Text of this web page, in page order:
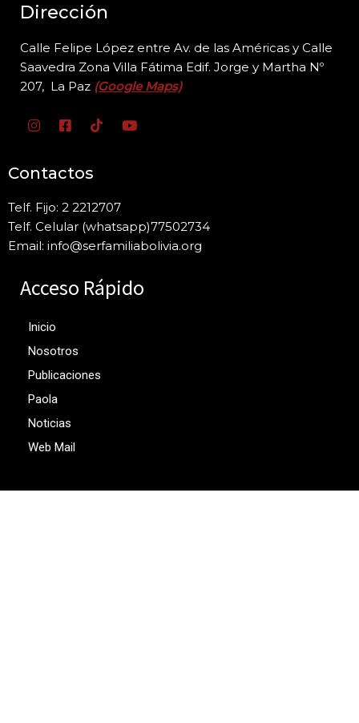
Dirección
Calle Felipe López entre Av. de las Américas y Calle
Saavedra Zona Villa Fátima Edif. Jorge y Martha Nº
207, La Paz (Google Maps)
Contactos
Telf. Fijo: 2 2212707
Telf. Celular (whatsapp)77502734
Email: info@serfamiliabolivia.org
Acceso Rápido
Inicio
Nosotros
Publicaciones
Paola
Noticias
Web Mail